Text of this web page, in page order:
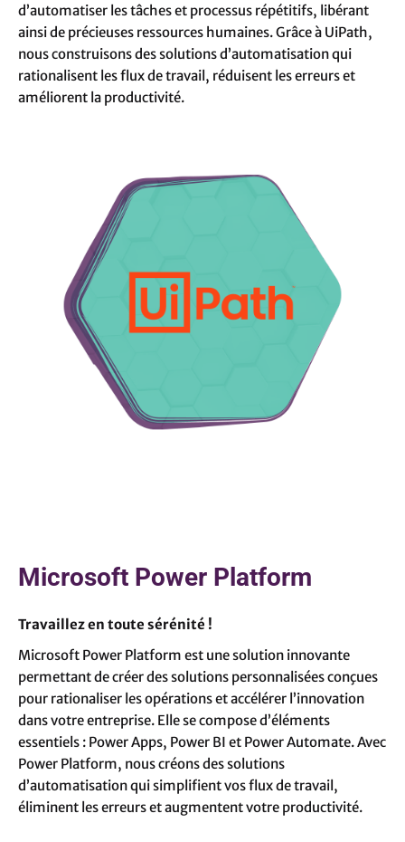
d’automatiser les tâches et processus répétitifs, libérant
ainsi de précieuses ressources humaines. Grâce à UiPath,
nous construisons des solutions d’automatisation qui
rationalisent les flux de travail, réduisent les erreurs et
améliorent la productivité.
Microsoft Power Platform
Travaillez en toute sérénité !
Microsoft Power Platform est une solution innovante
permettant de créer des solutions personnalisées conçues
pour rationaliser les opérations et accélérer l’innovation
dans votre entreprise. Elle se compose d’éléments
essentiels : Power Apps, Power BI et Power Automate. Avec
Power Platform, nous créons des solutions
d’automatisation qui simplifient vos flux de travail,
éliminent les erreurs et augmentent votre productivité.